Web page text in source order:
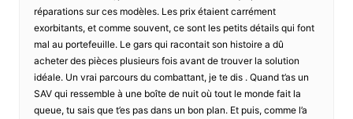
réparations sur ces modèles. Les prix étaient carrément
exorbitants, et comme souvent, ce sont les petits détails qui font
mal au portefeuille. Le gars qui racontait son histoire a dû
acheter des pièces plusieurs fois avant de trouver la solution
idéale. Un vrai parcours du combattant, je te dis . Quand t’as un
SAV qui ressemble à une boîte de nuit où tout le monde fait la
queue, tu sais que t’es pas dans un bon plan. Et puis, comme l’a